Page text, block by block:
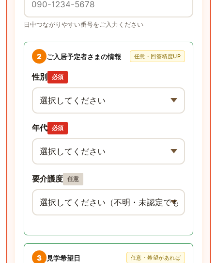
日中つながりやすい番号をご入力ください
2 ご入居予定者さまの情報 任意・回答精度UP
性別 必須
年代 必須
要介護度 任意
3 見学希望日 任意・希望があれば